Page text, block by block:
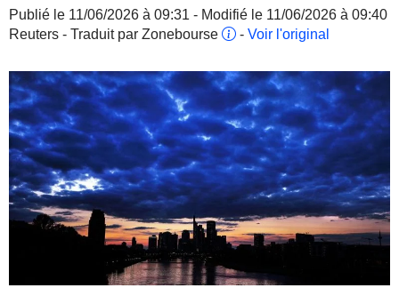
Publié le 11/06/2026 à 09:31 - Modifié le 11/06/2026 à 09:40
Reuters - Traduit par Zonebourse
- Voir l'original